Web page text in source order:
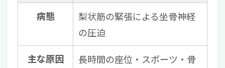
病態
梨状筋の緊張による坐骨神経
の圧迫
主な原因
長時間の座位・スポーツ・骨